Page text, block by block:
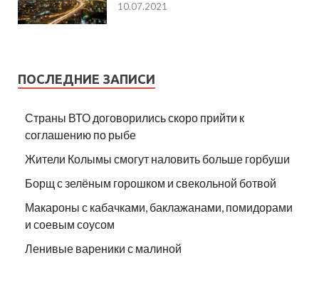
10.07.2021
ПОСЛЕДНИЕ ЗАПИСИ
Страны ВТО договорились скоро прийти к
соглашению по рыбе
Жители Колымы смогут наловить больше горбуши
Борщ с зелёным горошком и свекольной ботвой
Макароны с кабачками, баклажанами, помидорами
и соевым соусом
Ленивые вареники с малиной